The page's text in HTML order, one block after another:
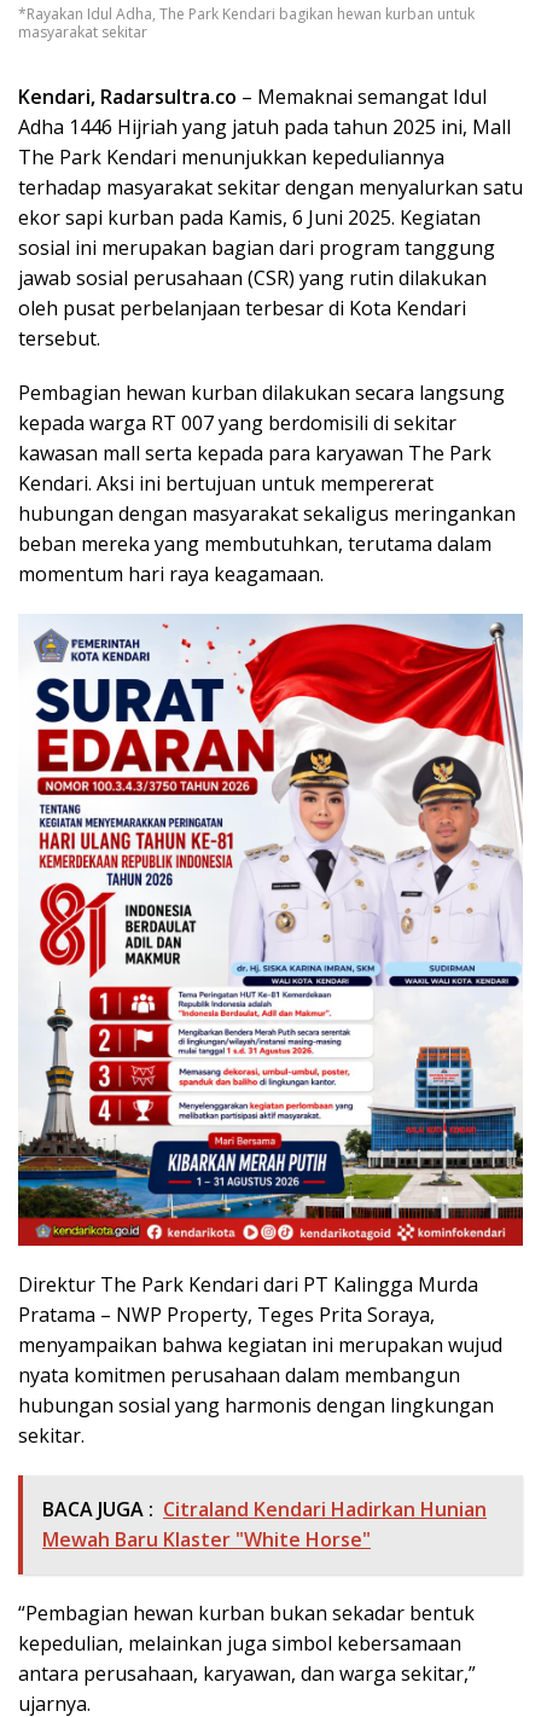
*Rayakan Idul Adha, The Park Kendari bagikan hewan kurban untuk
masyarakat sekitar
Kendari, Radarsultra.co – Memaknai semangat Idul
Adha 1446 Hijriah yang jatuh pada tahun 2025 ini, Mall
The Park Kendari menunjukkan kepeduliannya
terhadap masyarakat sekitar dengan menyalurkan satu
ekor sapi kurban pada Kamis, 6 Juni 2025. Kegiatan
sosial ini merupakan bagian dari program tanggung
jawab sosial perusahaan (CSR) yang rutin dilakukan
oleh pusat perbelanjaan terbesar di Kota Kendari
tersebut.
Pembagian hewan kurban dilakukan secara langsung
kepada warga RT 007 yang berdomisili di sekitar
kawasan mall serta kepada para karyawan The Park
Kendari. Aksi ini bertujuan untuk mempererat
hubungan dengan masyarakat sekaligus meringankan
beban mereka yang membutuhkan, terutama dalam
momentum hari raya keagamaan.
Direktur The Park Kendari dari PT Kalingga Murda
Pratama – NWP Property, Teges Prita Soraya,
menyampaikan bahwa kegiatan ini merupakan wujud
nyata komitmen perusahaan dalam membangun
hubungan sosial yang harmonis dengan lingkungan
sekitar.
BACA JUGA : Citraland Kendari Hadirkan Hunian
Mewah Baru Klaster "White Horse"
“Pembagian hewan kurban bukan sekadar bentuk
kepedulian, melainkan juga simbol kebersamaan
antara perusahaan, karyawan, dan warga sekitar,”
ujarnya.